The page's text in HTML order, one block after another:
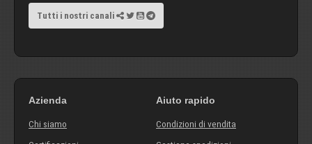
Tutti i nostri canali
Azienda
Chi siamo
Aiuto rapido
Condizioni di vendita